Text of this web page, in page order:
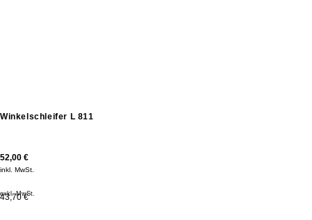
Winkelschleifer L 811
52,00 €
inkl. MwSt.
43,70 €
exkl. MwSt.